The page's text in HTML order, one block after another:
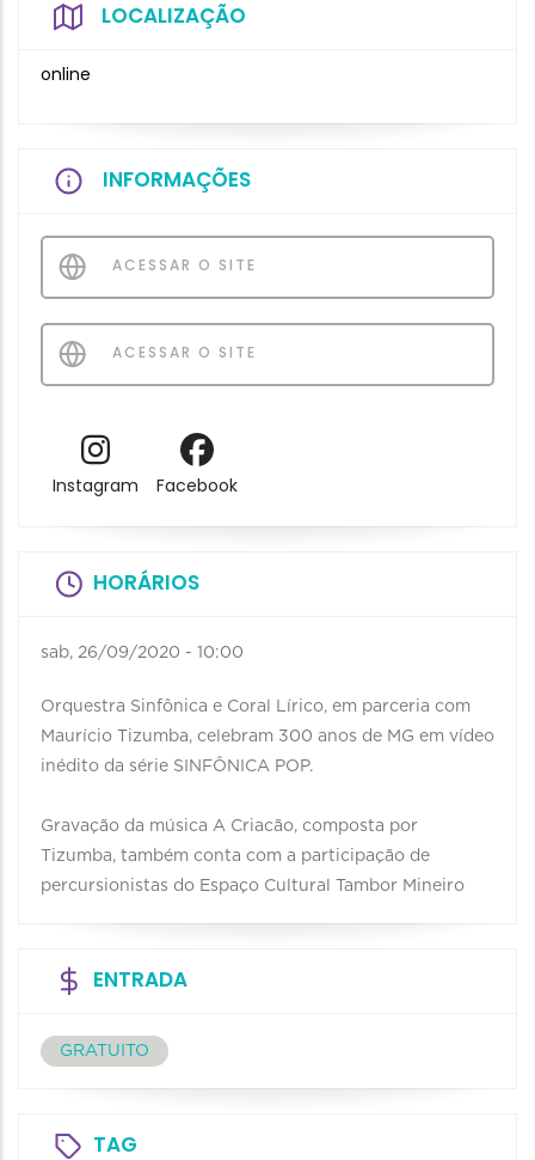
LOCALIZAÇÃO
online
INFORMAÇÕES
ACESSAR O SITE
ACESSAR O SITE
Instagram Facebook
HORÁRIOS
sab, 26/09/2020 - 10:00
Orquestra Sinfônica e Coral Lírico, em parceria com
Maurício Tizumba, celebram 300 anos de MG em vídeo
inédito da série SINFÔNICA POP.
Gravação da música A Criacão, composta por
Tizumba, também conta com a participação de
percursionistas do Espaço Cultural Tambor Mineiro
ENTRADA
GRATUITO
TAG